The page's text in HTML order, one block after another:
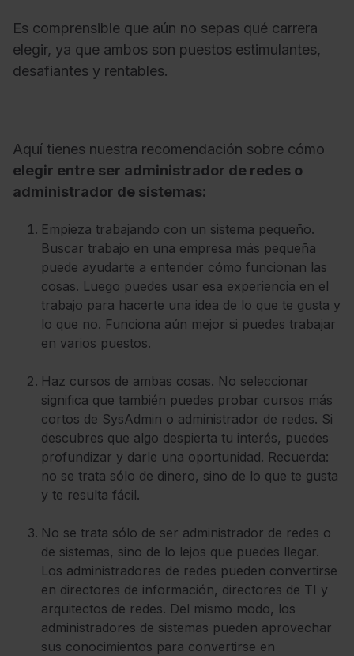
Es comprensible que aún no sepas qué carrera
elegir, ya que ambos son puestos estimulantes,
desafiantes y rentables.
Aquí tienes nuestra recomendación sobre cómo
elegir entre ser administrador de redes o
administrador de sistemas:
Empieza trabajando con un sistema pequeño.
Buscar trabajo en una empresa más pequeña
puede ayudarte a entender cómo funcionan las
cosas. Luego puedes usar esa experiencia en el
trabajo para hacerte una idea de lo que te gusta y
lo que no. Funciona aún mejor si puedes trabajar
en varios puestos.
Haz cursos de ambas cosas. No seleccionar
significa que también puedes probar cursos más
cortos de SysAdmin o administrador de redes. Si
descubres que algo despierta tu interés, puedes
profundizar y darle una oportunidad. Recuerda:
no se trata sólo de dinero, sino de lo que te gusta
y te resulta fácil.
No se trata sólo de ser administrador de redes o
de sistemas, sino de lo lejos que puedes llegar.
Los administradores de redes pueden convertirse
en directores de información, directores de TI y
arquitectos de redes. Del mismo modo, los
administradores de sistemas pueden aprovechar
sus conocimientos para convertirse en